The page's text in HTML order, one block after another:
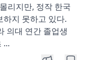
리지만, 정작 한국
지 못하고 있다.
의대 연간 졸업생
...